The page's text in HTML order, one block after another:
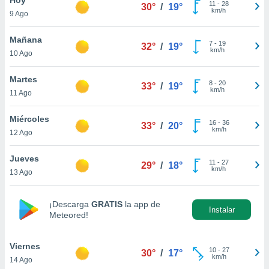
en
más
nuestra
de
aceptar
de
9 Ago
30° / 19° 11 - 28
km/h
Mañana
10 Ago
32° / 19° 7- 19
km/h
Martes
11 Ago
33° / 19° 8- 20
km/h
Miércoles
12 Ago
33° / 20° 16- 36
km/h
Jueves
13 Ago
29° / 18° 11 - 27
km/h
¡Descarga GRATIS la app de
Meteored!
Instalar
Viernes
14 Ago
30° / 17° 10- 27
km/h